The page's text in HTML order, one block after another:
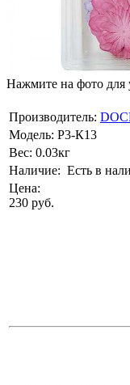
Нажмите на фото для
Производитель:
Модель: Р3-К13
Вес: 0.03кг
Наличие: Есть в
Цена:
230 руб.